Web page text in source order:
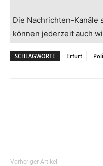
Die Nachrichten-Kanäle
können jederzeit auch
SCHLAGWORTE Erfurt
Vorheriger Artikel